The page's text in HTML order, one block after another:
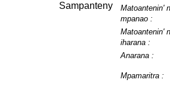
Sampanteny
Matoantenin'
mpanao :
Matoantenin'
iharana :
Anarana :
Mpamaritra :